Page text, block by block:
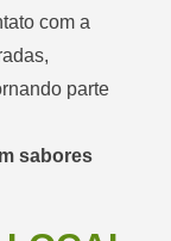
com a
parte
sabores